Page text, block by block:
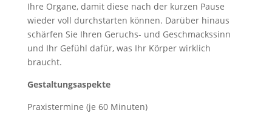
Ihre Organe, damit diese nach der kurzen Pause
wieder voll durchstarten können. Darüber hinaus
schärfen Sie Ihren Geruchs- und Geschmackssinn
und Ihr Gefühl dafür, was Ihr Körper wirklich
braucht.
Gestaltungsaspekte
Praxistermine (je 60 Minuten)